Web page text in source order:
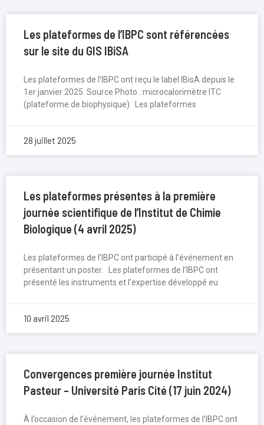
Les plateformes de l’IBPC sont référencées
sur le site du GIS IBiSA
Les plateformes de l’IBPC ont reçu le label IBisA depuis le
1er janvier 2025. Source Photo : microcalorimètre ITC
(plateforme de biophysique) Les plateformes
28 juillet 2025
Les plateformes présentes à la première
journée scientifique de l’Institut de Chimie
Biologique (4 avril 2025)
Les plateformes de l’IBPC ont participé à l’événement en
présentant un poster. Les plateformes de l’IBPC ont
présenté les instruments et l’expertise développé eu
10 avril 2025
Convergences première journée Institut
Pasteur – Université Paris Cité (17 juin 2024)
À l’occasion de l’événement, les plateformes de l’IBPC ont